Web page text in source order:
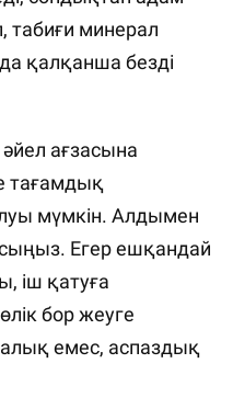
минерал
қалқанша безді
ағзасына
тағамдық
мүмкін. Алдымен
Егер ешқандай
іш қатуға
бор жеуге
емес, аспаздық